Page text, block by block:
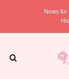
News